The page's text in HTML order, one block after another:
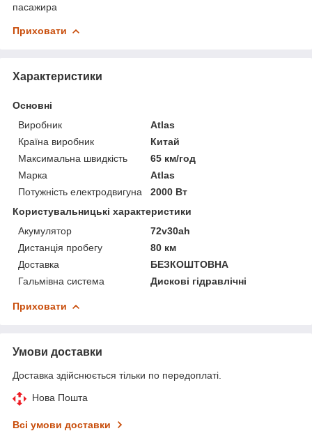
пасажира
Приховати
Характеристики
Основні
Виробник
Atlas
Країна виробник
Китай
Максимальна швидкість
65 км/год
Марка
Atlas
Потужність електродвигуна
2000 Вт
Користувальницькі характеристики
Акумулятор
72v30ah
Дистанція пробегу
80 км
Доставка
БЕЗКОШТОВНА
Гальмівна система
Дискові гідравлічні
Приховати
Умови доставки
Доставка здійснюється тільки по передоплаті.
Нова Пошта
Всі умови доставки